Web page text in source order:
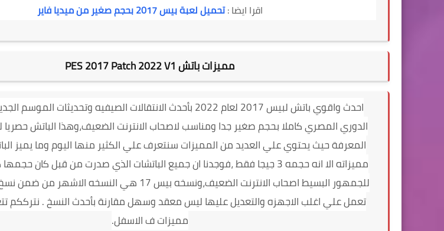
اقرا ايضا :تحميل لعبة بيس 2017 بحجم صغير من ميديا فاير
مميزات باتشPES 2017 Patch 2022 V1
احدث واقوي باتش لبيس 2017 لعام 2022 بأحدث الانتقالات الصيفيه وتحديثات
الدوري المصري كاملا بحجم صغير جدا ومناسب لاصحاب الانترنت الضعيف،وهذا الباتش
المعرفة حيث يحتوي علي العديد من المميزات سنتعرف علي الكثير منها اليوم وما يميز
مميزاته الا انه حجمه 3 جيجا فقط ،فوجدنا ان جميع الباتشات الذي صدرت من قبل كان
للجمهور البسيط اصحاب الانترنت الضعيف،ونسخه بيس 17 هي النسخه
تعمل علي اغلب الاجهزه والتعديل عليها ليس معقد وسهل مقارنة بأحدث النسخ . نترككم
مميزات ف الاسفل.